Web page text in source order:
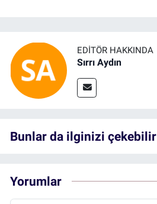
EDITÖR HAKKINDA
Sırrı Aydın
Bunlar da ilginizi çekebilir
Yorumlar